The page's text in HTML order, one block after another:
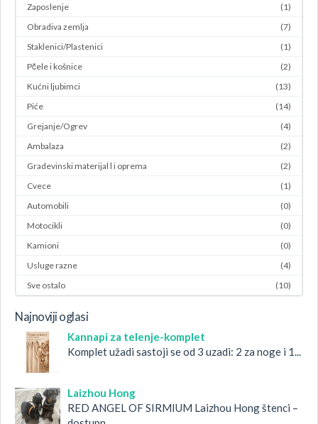
Zaposlenje
(1)
Obradiva zemlja
(7)
Staklenici/Plastenici
(1)
Pčele i košnice
(2)
Kućni ljubimci
(13)
Piće
(14)
Grejanje/Ogrev
(4)
Ambalaza
(2)
Gradevinski materijal l i oprema
(2)
Cvece
(1)
Automobili
(0)
Motocikli
(0)
Kamioni
(0)
Usluge razne
(4)
Sve ostalo
(10)
Najnoviji oglasi
Kannapi za telenje-komplet
Komplet užadi sastoji se od 3 uzadi: 2 za noge i 1...
Laizhou Hong
RED ANGEL OF SIRMIUM Laizhou Hong štenci –